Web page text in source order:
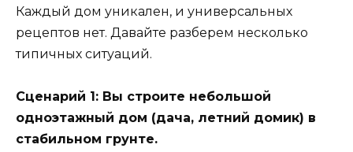
Каждый дом уникален, и универсальных
рецептов нет. Давайте разберем несколько
типичных ситуаций.
Сценарий 1: Вы строите небольшой
одноэтажный дом (дача, летний домик) в
стабильном грунте.